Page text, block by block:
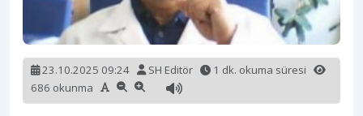
23.10.2025 09:24 SH Editör
1 dk. okuma süresi
686 okunma